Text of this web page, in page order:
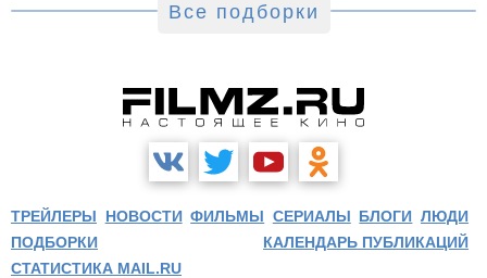
Все подборки
ТРЕЙЛЕРЫ НОВОСТИ ФИЛЬМЫ СЕРИАЛЫ БЛОГИ ЛЮДИ
ПОДБОРКИ
КАЛЕНДАРЬ ПУБЛИКАЦИЙ
СТАТИСТИКА MAIL.RU